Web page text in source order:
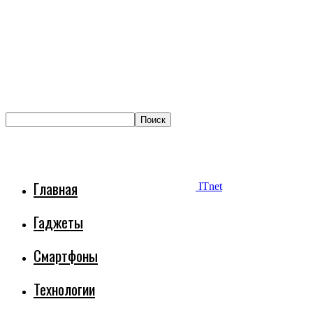
ITnet
Главная
Гаджеты
Смартфоны
Технологии